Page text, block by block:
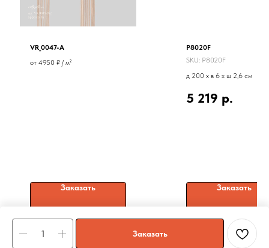
Заказать
VR_0047-A
от 4950 ₽ / м²
Заказать
P8020F
SKU: P8020F
д 200 x в 6 x ш 2,6 см
5 219 р.
Заказать